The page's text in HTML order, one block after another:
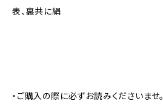
表、裏共に絹
・ご購入の際に必ずお読みくださいませ。